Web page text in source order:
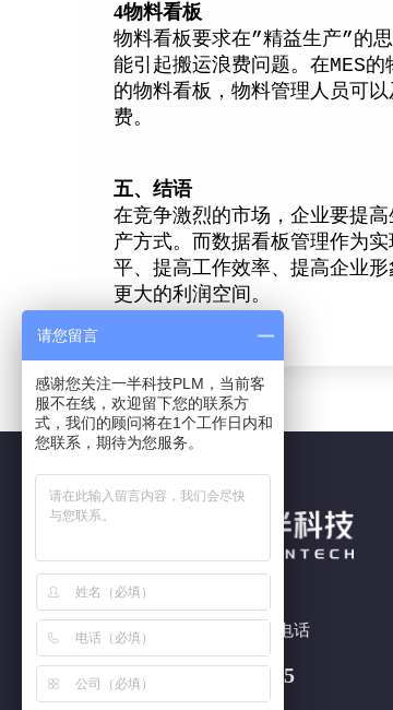
4物料看板
物料看板要求在”精益生产”的
能引起搬运浪费问题。在MES
的物料看板，物料管理人员可
费。
五、结语
在竞争激烈的市场，企业要提
产方式。而数据看板管理作为
平、提高工作效率、提高企业
更大的利润空间。
7x24h 全国热线电话
180 5877 3415
请您留言
感谢您关注一半科技PLM，当前客
服不在线，欢迎留下您的联系方
式，我们的顾问将在1个工作日内和
您联系，期待为您服务。